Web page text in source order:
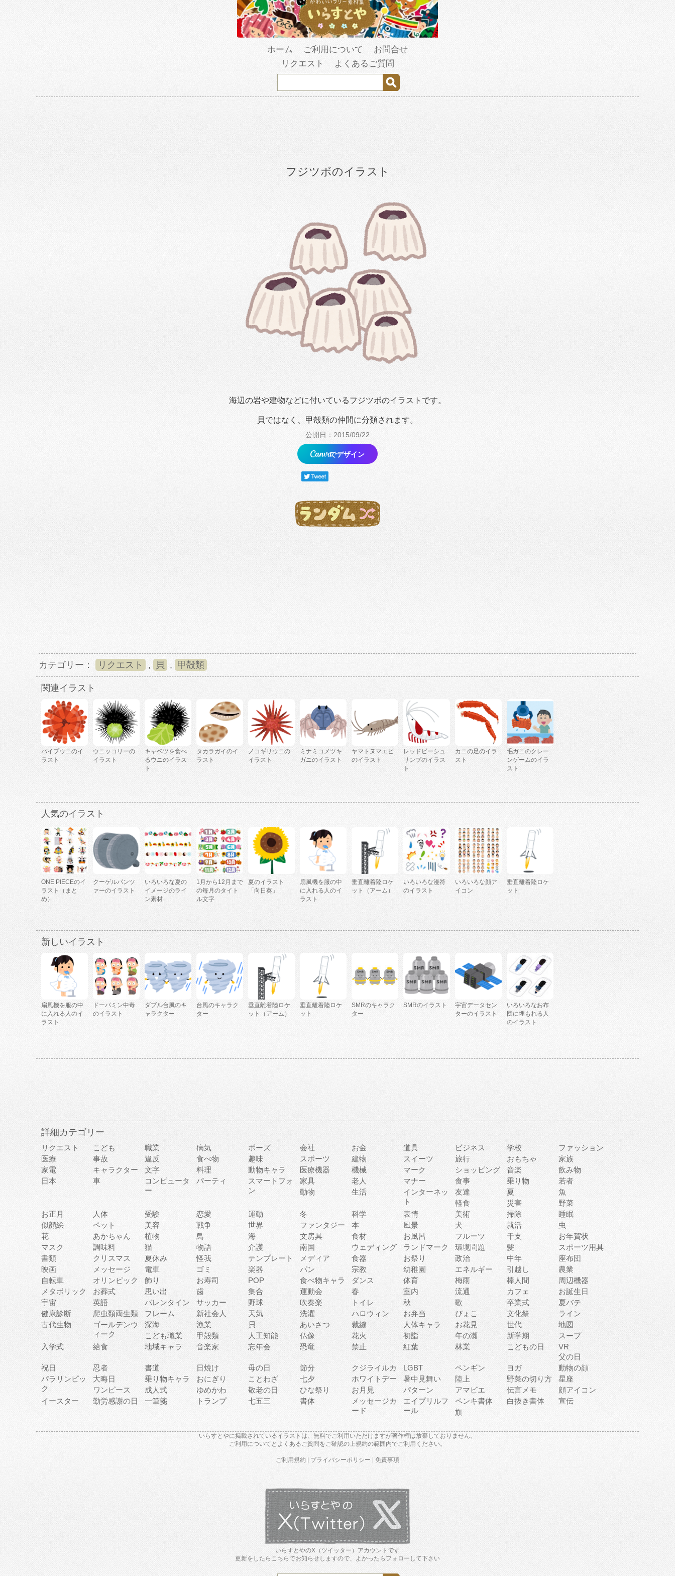
ホーム ご利用について
お問合せ
リクエスト
よくあるご質問
フジツボのイラスト
海辺の岩や建物などに付いているフジツボのイラストです。
貝ではなく、甲殻類の仲間に分類されます。
公開日：2015/09/22
でデザイン
カテゴリー： リクエスト , 貝 , 甲殻類
関連イラスト
パイプウニのイ
ラスト
ウニッコリーの
イラスト
キャベツを食べ
るウニのイラス
ト
タカラガイのイ
ラスト
ノコギリウニの
イラスト
ミナミコメツキ
ガニのイラスト
ヤマトヌマエビ
のイラスト
レッドビーシュ
リンプのイラス
ト
カニの足のイラ
スト
毛ガニのクレー
ンゲームのイラ
スト
人気のイラスト
ONE PIECEのイ
ラスト（まと
め）
クーゲルパンツ
ァーのイラスト
いろいろな夏の
イメージのライ
ン素材
1月から12月まで
の毎月のタイト
ル文字
夏のイラスト
「向日葵」
扇風機を服の中
に入れる人のイ
ラスト
垂直離着陸ロケ
ット（アーム）
いろいろな漫符
のイラスト
いろいろな顔ア
イコン
垂直離着陸ロケ
ット
新しいイラスト
扇風機を服の中
に入れる人のイ
ラスト
ドーパミン中毒
のイラスト
ダブル台風のキ
ャラクター
台風のキャラク
ター
垂直離着陸ロケ
ット（アーム）
垂直離着陸ロケ
ット
SMRのキャラク
ター
SMRのイラスト
宇宙データセン
ターのイラスト
いろいろなお布
団に埋もれる人
のイラスト
詳細カテゴリー
リクエスト こども 職業 病気 ポーズ 会社 お金 道具 ビジネス 学校
ファッション
医療
事故 違反 食べ物 趣味 スポーツ 建物 スイーツ 旅行 おもちゃ
家族
家電
キャラクター 文字 料理 動物キャラ 医療機器 機械 マーク ショッピング 音楽
飲み物
日本
車
コンピュータ
ー
パーティ
スマートフォ
ン
家具 老人 マナー 食事 乗り物
若者
動物
生活
インターネッ
ト
友達 夏
魚
軽食
災害
野菜
お正月
人体 受験 恋愛 運動 冬 科学 表情 美術 掃除
睡眠
似顔絵
ペット 美容 戦争 世界 ファンタジー 本 風景 犬 就活
虫
花
あかちゃん 植物 鳥 海 文房具 食材 お風呂 フルーツ 干支
お年賀状
マスク
調味料 猫 物語 介護 南国 ウェディング ランドマーク 環境問題 髪
スポーツ用具
書類
クリスマス 夏休み 怪我 テンプレート メディア 食器 お祭り 政治 中年
座布団
映画
メッセージ 電車 ゴミ 楽器 パン 宗教 幼稚園 エネルギー 引越し
農業
自転車
オリンピック 飾り お寿司 POP 食べ物キャラ ダンス 体育 梅雨 棒人間
周辺機器
メタボリック
お葬式 思い出 歯 集合 運動会 春 室内 流通 カフェ
お誕生日
宇宙
英語 バレンタイン サッカー 野球 吹奏楽 トイレ 秋 歌 卒業式
夏バテ
健康診断
爬虫類両生類 フレーム 新社会人 天気 洗濯 ハロウィン お弁当 ぴょこ 文化祭
ライン
古代生物
ゴールデンウ
ィーク
深海 漁業 貝 あいさつ 裁縫 人体キャラ お花見 世代
地図
こども職業
甲殻類 人工知能 仏像 花火 初詣 年の瀬 新学期
スープ
入学式
給食 地域キャラ 音楽家 忘年会 恐竜 禁止 紅葉 林業 こどもの日
VR
父の日
祝日
忍者 書道 日焼け 母の日 節分 クジライルカ LGBT ペンギン ヨガ
動物の顔
パラリンピッ
ク
大晦日 乗り物キャラ おにぎり ことわざ 七夕 ホワイトデー 暑中見舞い 陸上 野菜の切り方
星座
ワンピース
成人式 ゆめかわ 敬老の日 ひな祭り お月見 パターン アマビエ 伝言メモ
顔アイコン
イースター
勤労感謝の日 一筆箋 トランプ 七五三 書体
メッセージカ
ード
エイプリルフ
ール
ペンキ書体 白抜き書体
宣伝
旗
いらすとやに掲載されているイラストは、無料でご利用いただけますが著作権は放棄しておりません。
ご利用について と よくあるご質問をご確認の上規約の範囲内でご利用ください。
ご利用規約 プライバシーポリシー 免責事項
いらすとやのX（ツイッター）アカウントです
更新をしたらこちらでお知らせしますので、よかったらフォローして下さい